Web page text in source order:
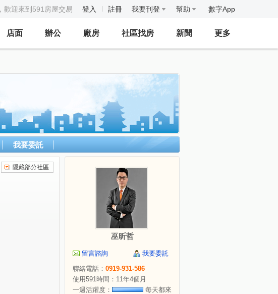
歡迎來到591房屋交易 登入 註冊 我要刊登 幫助 數字App
店面 辦公 廠房 社區找房 新聞 更多
我要委託
隱藏部分社區
巫昕哲
留言諮詢
我要委託
聯絡電話： 0919-931-586
使用591時間：11年4個月
一週活躍度：
每天都來